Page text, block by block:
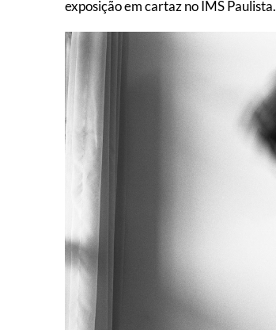
exposição em cartaz no IMS Paulista.